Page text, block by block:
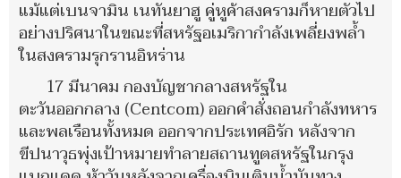
แม้แต่เบนจามิน เนทันยาฮู คู่หูค้าสงครามก็หายตัวไป
อย่างปริศนาในขณะที่สหรัฐอเมริกากำลังเพลี่ยงพล้ำ
ในสงครามรุกรานอิหร่าน
17 มีนาคม กองบัญชากลางสหรัฐใน
ตะวันออกกลาง (Centcom) ออกคำสั่งถอนกำลังทหาร
และพลเรือนทั้งหมด ออกจากประเทศอิรัก หลังจาก
ขีปนาวุธพุ่งเป้าหมายทำลายสถานทูตสหรัฐในกรุง